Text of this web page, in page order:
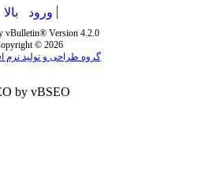
ورود بالا
vBulletin® Version 4.2.0
© 2026
گروه طراحی و تولید نرم
by vBSEO